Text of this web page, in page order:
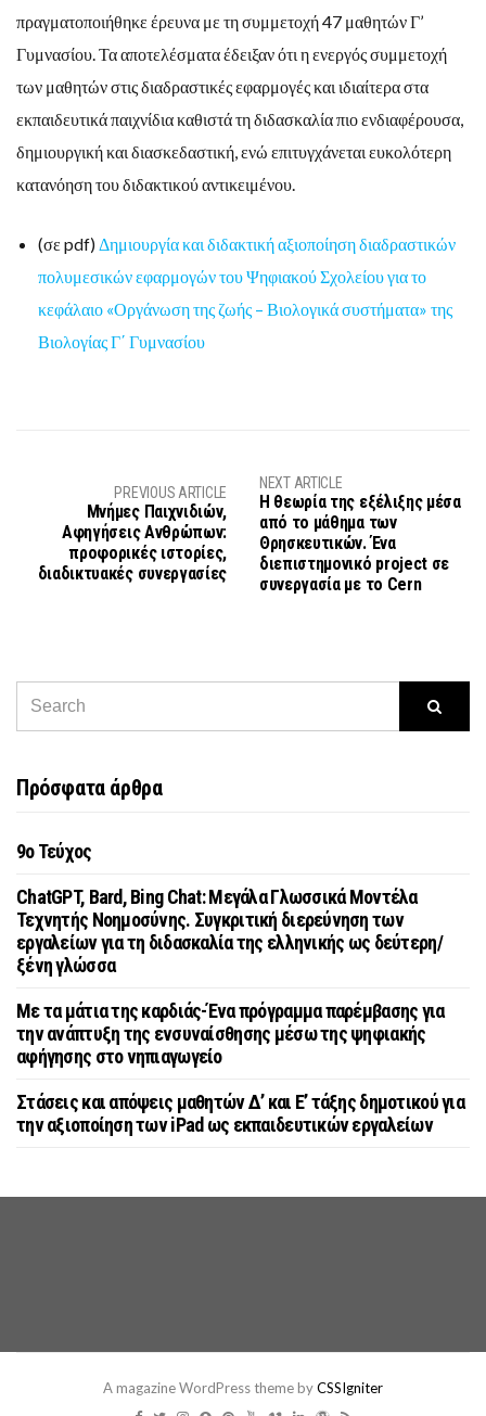
πραγματοποιήθηκε έρευνα με τη συμμετοχή 47 μαθητών Γ’
Γυμνασίου. Τα αποτελέσματα έδειξαν ότι η ενεργός συμμετοχή
των μαθητών στις διαδραστικές εφαρμογές και ιδιαίτερα στα
εκπαιδευτικά παιχνίδια καθιστά τη διδασκαλία πιο ενδιαφέρουσα,
δημιουργική και διασκεδαστική, ενώ επιτυγχάνεται ευκολότερη
κατανόηση του διδακτικού αντικειμένου.
(σε pdf) Δημιουργία και διδακτική αξιοποίηση διαδραστικών
πολυμεσικών εφαρμογών του Ψηφιακού Σχολείου για το
κεφάλαιο «Οργάνωση της ζωής – Βιολογικά συστήματα» της
Βιολογίας Γ΄ Γυμνασίου
PREVIOUS ARTICLE
Μνήμες Παιχνιδιών,
Αφηγήσεις Ανθρώπων:
προφορικές ιστορίες,
διαδικτυακές συνεργασίες
NEXT ARTICLE
Η θεωρία της εξέλιξης μέσα
από το μάθημα των
Θρησκευτικών. Ένα
διεπιστημονικό project σε
συνεργασία με το Cern
Πρόσφατα άρθρα
9o Τεύχος
ChatGPT, Bard, Bing Chat: Μεγάλα Γλωσσικά Μοντέλα
Τεχνητής Νοημοσύνης. Συγκριτική διερεύνηση των
εργαλείων για τη διδασκαλία της ελληνικής ως δεύτερη/
ξένη γλώσσα
Με τα μάτια της καρδιάς-Ένα πρόγραμμα παρέμβασης για
την ανάπτυξη της ενσυναίσθησης μέσω της ψηφιακής
αφήγησης στο νηπιαγωγείο
Στάσεις και απόψεις μαθητών Δ’ και Ε’ τάξης δημοτικού για
την αξιοποίηση των iPad ως εκπαιδευτικών εργαλείων
A magazine WordPress theme byCSSIgniter